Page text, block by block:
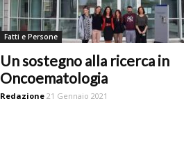
Fatti e Persone
Un sostegno alla ricerca in
Oncoematologia
Redazione 21 Gennaio 2021